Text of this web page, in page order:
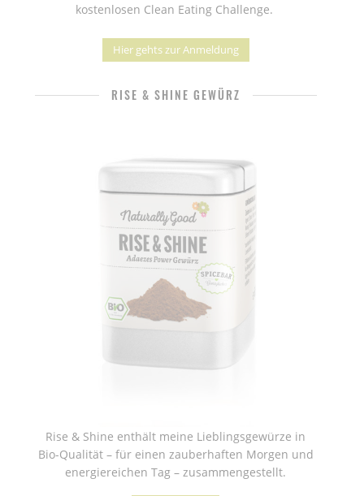
kostenlosen Clean Eating Challenge.
Hier gehts zur Anmeldung
RISE & SHINE GEWÜRZ
Rise & Shine enthält meine Lieblingsgewürze in
Bio-Qualität – für einen zauberhaften Morgen und
energiereichen Tag – zusammengestellt.